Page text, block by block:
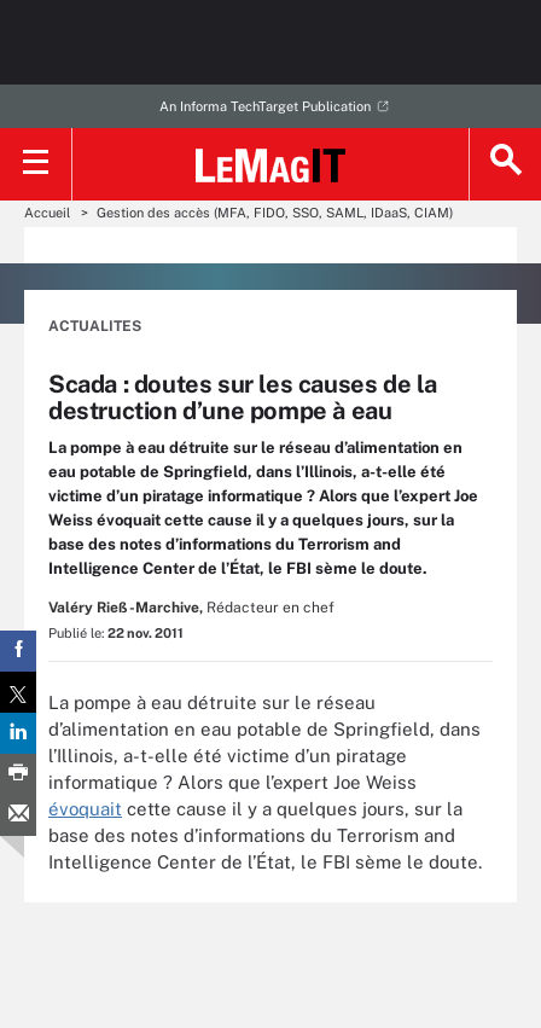
An Informa TechTarget Publication
Accueil Gestion des accès (MFA, FIDO, SSO, SAML, IDaaS, CIAM)
ACTUALITES
Scada : doutes sur les causes de la
destruction d’une pompe à eau
La pompe à eau détruite sur le réseau d’alimentation en
eau potable de Springfield, dans l’Illinois, a-t-elle été
victime d’un piratage informatique ? Alors que l’expert Joe
Weiss évoquait cette cause il y a quelques jours, sur la
base des notes d’informations du Terrorism and
Intelligence Center de l’État, le FBI sème le doute.
Valéry Rieß-Marchive, Rédacteur en chef
Publié le: 22 nov. 2011
La pompe à eau détruite sur le réseau
d’alimentation en eau potable de Springfield, dans
l’Illinois, a-t-elle été victime d’un piratage
informatique ? Alors que l’expert Joe Weiss
évoquait cette cause il y a quelques jours, sur la
base des notes d’informations du Terrorism and
Intelligence Center de l’État, le FBI sème le doute.